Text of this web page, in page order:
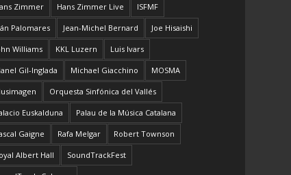
Zimmer Hans Zimmer Live ISFMF
Palomares Jean-Michel Bernard Joe Hisaishi
Williams KKL Luzern Luis Ivars
Gil-Inglada Michael Giacchino MOSMA
Orquesta Sinfónica del Vallés
Euskalduna Palau de la Música Catalana
Gaigne Rafa Melgar Robert Townson
Albert Hall SoundTrackFest